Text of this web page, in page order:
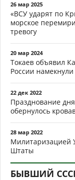
26 мар 2025
«ВСУ ударят по
морское
тревогу
20 мар 2024
Токаев объявил
России
22 дек 2022
Празднование
обернулось
28 мар 2022
Милитаризацией
Штаты
БЫВШИЙ